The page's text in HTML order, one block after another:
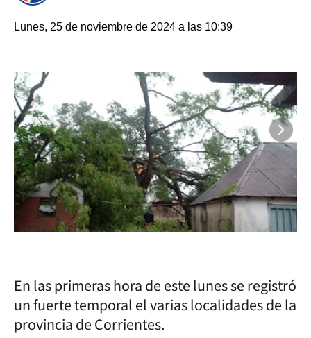
Lunes, 25 de noviembre de 2024 a las 10:39
En las primeras hora de este lunes se registró
un fuerte temporal el varias localidades de la
provincia de Corrientes.